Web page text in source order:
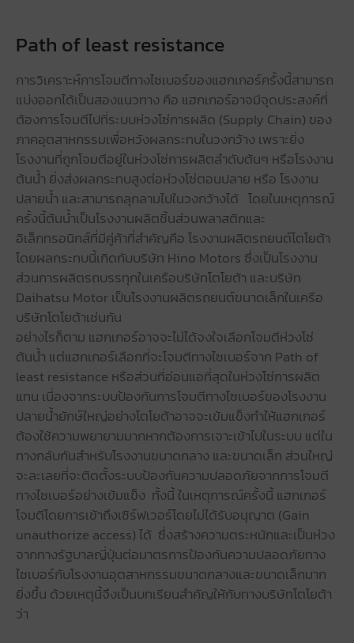
Path of least resistance
การวิเคราะห์การโจมตีทางไซเบอร์ของแฮกเกอร์ครั้งนี้สามารถ
แบ่งออกได้เป็นสองแนวทาง คือ แฮกเกอร์อาจมีจุดประสงค์ที่
ต้องการโจมตีไปที่ระบบห่วงโซ่การผลิด (Supply Chain) ของ
ภาคอุตสาหกรรมเพื่อหวังผลกระทบในวงกว้าง เพราะยิ่ง
โรงงานที่ถูกโจมตีอยู่ในห่วงโซ่การผลิตลำดับต้นๆ หรือโรงงาน
ต้นน้ำ ยิ่งส่งผลกระทบสูงต่อห่วงโซ่ตอนปลาย หรือ โรงงาน
ปลายน้ำ และสามารถลุกลามไปในวงกว้างได้ โดยในเหตุการณ์
ครั้งนี้ต้นน้ำเป็นโรงงานผลิตชิ้นส่วนพลาสติกและ
อิเล็กทรอนิกส์ที่มีคู่ค้าที่สำคัญคือ โรงงานผลิตรถยนต์โตโยต้า
โดยผลกระทบนี้เกิดกับบริษัท Hino Motors ซึ่งเป็นโรงงาน
ส่วนการผลิตรถบรรทุกในเครือบริษัทโตโยต้า และบริษัท
Daihatsu Motor เป็นโรงงานผลิตรถยนต์ขนาดเล็กในเครือ
บริษัทโตโยต้าเช่นกัน
อย่างไรก็ตาม แฮกเกอร์อาจจะไม่ได้จงใจเลือกโจมตีห่วงโซ่
ต้นน้ำ แต่แฮกเกอร์เลือกที่จะโจมตีทางไซเบอร์จาก Path of
least resistance หรือส่วนที่อ่อนแอที่สุดในห่วงโซ่การผลิต
แทน เนื่องจากระบบป้องกันการโจมตีทางไซเบอร์ของโรงงาน
ปลายน้ำยักษ์ใหญ่อย่างโตโยต้าอาจจะเข้มแข็งทำให้แฮกเกอร์
ต้องใช้ความพยายามมากหากต้องการเจาะเข้าไปในระบบ แต่ใน
ทางกลับกันสำหรับโรงงานขนาดกลาง และขนาดเล็ก ส่วนใหญ่
จะละเลยที่จะติดตั้งระบบป้องกันความปลอดภัยจากการโจมตี
ทางไซเบอร์อย่างเข้มแข็ง ทั้งนี้ ในเหตุการณ์ครั้งนี้ แฮกเกอร์
โจมตีโดยการเข้าถึงเซิร์ฟเวอร์โดยไม่ได้รับอนุญาต (Gain
unauthorize access) ได้ ซึ่งสร้างความตระหนักและเป็นห่วง
จากทางรัฐบาลญี่ปุ่นต่อมาตรการป้องกันความปลอดภัยทาง
ไซเบอร์กับโรงงานอุตสาหกรรมขนาดกลางและขนาดเล็กมาก
ยิ่งขึ้น ด้วยเหตุนี้จึงเป็นบทเรียนสำคัญให้กับทางบริษัทโตโยต้า
ว่า